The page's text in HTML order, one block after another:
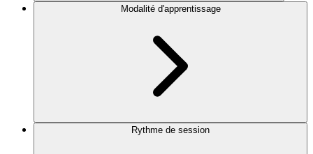
Modalité d'apprentissage
Rythme de session